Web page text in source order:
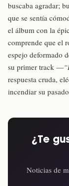
buscaba agradar;
que se sentía
el álbum con la
comprende que el
espejo deformado
su primer track —
respuesta cruda,
incendiar su
¿Te
Noticias de